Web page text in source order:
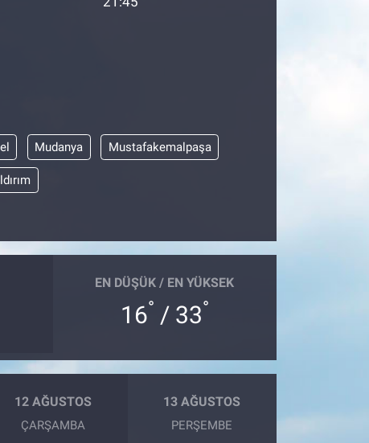
Mudanya Mustafakemalpaşa
EN DÜŞÜK / EN YÜKSEK
16° / 33°
12 AĞUSTOS
ÇARŞAMBA
13 AĞUSTOS
PERŞEMBE